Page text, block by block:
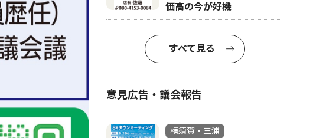
価高の今が好機
すべて見る
意見広告・議会報告
横須賀・三浦